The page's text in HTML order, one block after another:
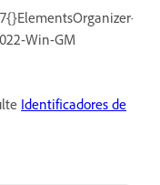
Win-GM
Identificadores de